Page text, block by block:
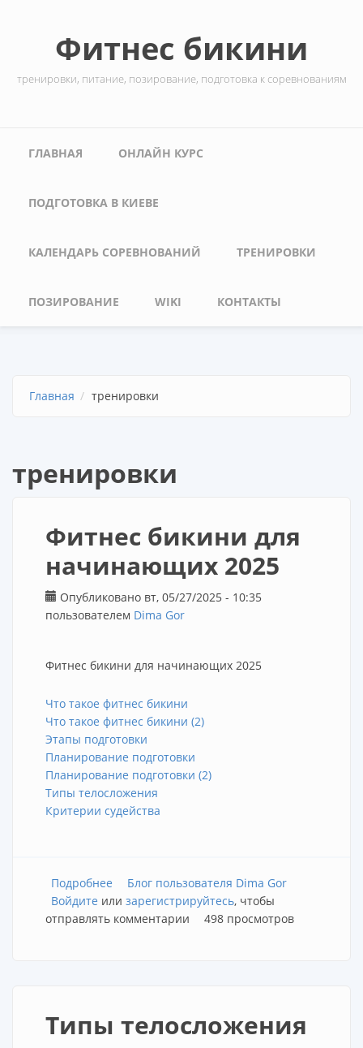
Фитнес бикини
тренировки, питание, позирование, подготовка к соревнованиям
Главное меню
ГЛАВНАЯ ОНЛАЙН КУРС
ПОДГОТОВКА В КИЕВЕ
КАЛЕНДАРЬ СОРЕВНОВАНИЙ ТРЕНИРОВКИ
ПОЗИРОВАНИЕ WIKI КОНТАКТЫ
Главная тренировки
тренировки
Фитнес бикини для
начинающих 2025
Опубликовано вт, 05/27/2025 - 10:35
пользователем Dima Gor
Фитнес бикини для начинающих 2025
Что такое фитнес бикини
Что такое фитнес бикини (2)
Этапы подготовки
Планирование подготовки
Планирование подготовки (2)
Типы телосложения
Критерии судейства
Подробнее о Фитнес бикини для начинающих 2025
Блог пользователя Dima Gor
Войдите или зарегистрируйтесь, чтобы
отправлять комментарии
498 просмотров
Типы телосложения